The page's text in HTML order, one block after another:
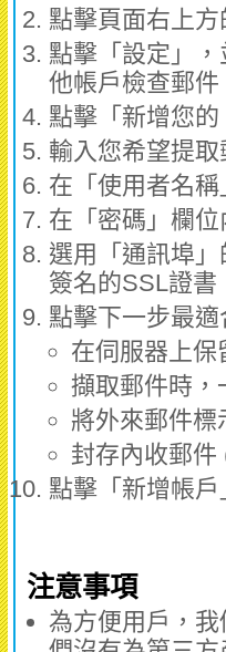
點擊頁面右上
點擊「設定」
他帳戶檢查郵
點擊「新增您
輸入您希望提
在「使用者名
在「密碼」欄
選用「通訊埠
簽名的SSL證
點擊下一步最
在伺服器上保
擷取郵件時，
將外來郵件標
封存內收郵件
點擊「新增帳戶
注意事項
為方便用戶，